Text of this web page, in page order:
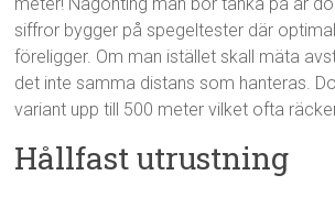
siffror bygger på spegeltester där
föreligger. Om man istället skall mäta
det inte samma distans som hanteras.
variant upp till 500 meter vilket ofta
Hållfast utrustning